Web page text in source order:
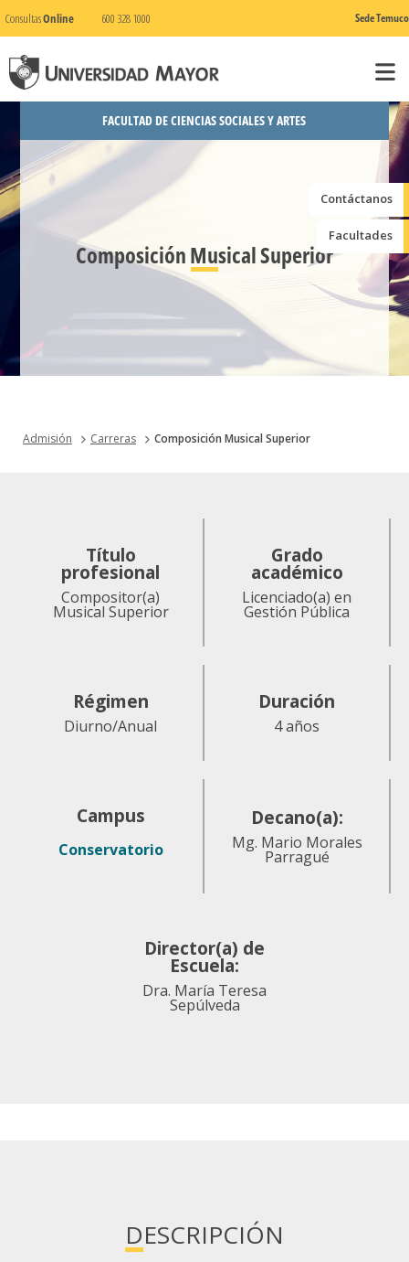
ConsultasOnline 600 328 1000 Sede Temuco
Contáctanos
Facultades
FACULTAD DE CIENCIAS SOCIALES Y ARTES
Composición Musical Superior
Admisión Carreras Composición Musical Superior
Título
profesional
Compositor(a)
Musical Superior
Grado
académico
Licenciado(a) en
Gestión Pública
Régimen
Diurno/Anual
Duración
4 años
Campus
Conservatorio
Decano(a):
Mg. Mario Morales
Parragué
Director(a) de
Escuela:
Dra. María Teresa
Sepúlveda
DESCRIPCIÓN